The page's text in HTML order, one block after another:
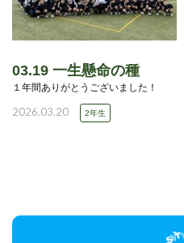
03.19 一生懸命の種
１年間ありがとうございました！
2026.03.20 2年生